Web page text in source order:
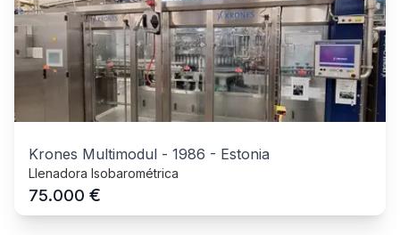
Krones Multimodul - 1986 - Estonia
Llenadora Isobarométrica
75.000 €